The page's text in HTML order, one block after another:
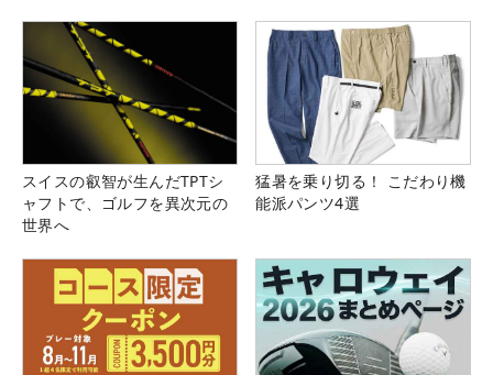
スイスの叡智が生んだTPTシ
ャフトで、ゴルフを異次元の
世界へ
猛暑を乗り切る！ こだわり機
能派パンツ4選